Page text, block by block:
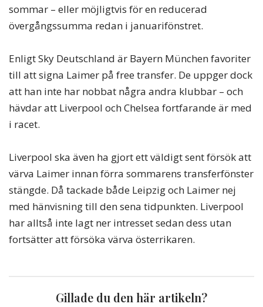
sommar – eller möjligtvis för en reducerad
övergångssumma redan i januarifönstret.
Enligt Sky Deutschland är Bayern München favoriter
till att signa Laimer på free transfer. De uppger dock
att han inte har nobbat några andra klubbar – och
hävdar att Liverpool och Chelsea fortfarande är med
i racet.
Liverpool ska även ha gjort ett väldigt sent försök att
värva Laimer innan förra sommarens transferfönster
stängde. Då tackade både Leipzig och Laimer nej
med hänvisning till den sena tidpunkten. Liverpool
har alltså inte lagt ner intresset sedan dess utan
fortsätter att försöka värva österrikaren.
Gillade du den här artikeln?